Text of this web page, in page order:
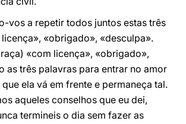
vos a repetir todos juntos estas três
«obrigado», «desculpa».
«com licença», «obrigado»,
as três palavras para entrar no amor
ela vá em frente e permaneça tal.
aqueles conselhos que eu dei,
termineis o dia sem fazer as